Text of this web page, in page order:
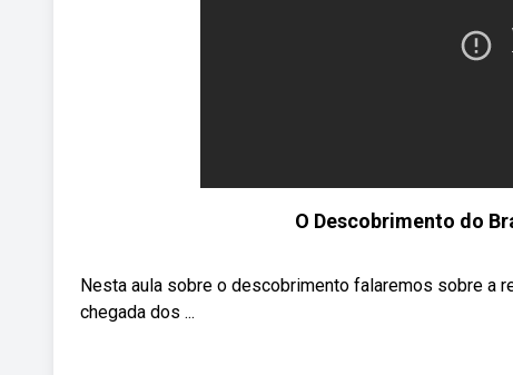
O Descobrimento do
Nesta aula sobre o descobrimento falaremos sobre a
chegada dos ...